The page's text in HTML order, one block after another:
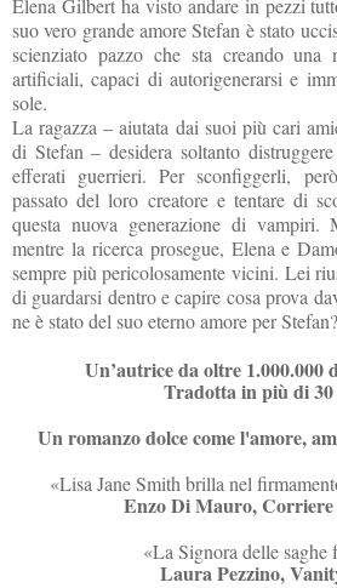
suo vero grande amore Stefan è stato
scienziato pazzo che sta creando una
artificiali, capaci di autorigenerarsi e
sole.
La ragazza – aiutata dai suoi più cari
di Stefan – desidera soltanto
efferati guerrieri. Per sconfiggerli,
passato del loro creatore e tentare di
questa nuova generazione di
mentre la ricerca prosegue, Elena e
sempre più pericolosamente vicini. Lei
di guardarsi dentro e capire cosa prova
ne è stato del suo eterno amore per Stefan?
Un’autrice da oltre 1.000.000
Tradotta in più di 30
Un romanzo dolce come l'amore,
«Lisa Jane Smith brilla nel
Enzo Di Mauro, Corriere
«La Signora delle saghe
Laura Pezzino,